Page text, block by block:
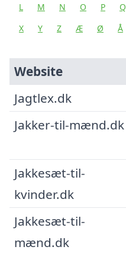
L
M N O P Q
X
Y Z Æ Ø Å
Website
Jagtlex.dk
Jakker-til-mænd.dk
Jakkesæt-til-
kvinder.dk
Jakkesæt-til-
mænd.dk